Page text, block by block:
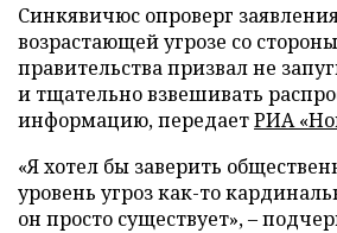
Синкявичюс опроверг
возрастающей угрозе со
правительства призвал не
и тщательно взвешивать
информацию, передаетРИА
«Я хотел бы заверить
уровень угроз как-то
он просто существует», –